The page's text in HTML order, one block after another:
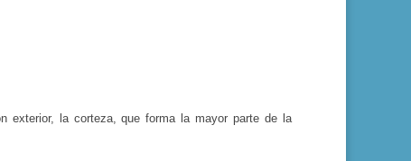
exterior, la corte­za, que forma la mayor parte de la